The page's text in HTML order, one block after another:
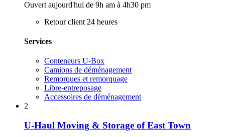
Ouvert aujourd'hui de 9h am à 4h30 pm
Retour client 24 heures
Services
Conteneurs U-Box
Camions de déménagement
Remorques et remorquage
Libre-entreposage
Accessoires de déménagement
2
U-Haul Moving & Storage of East Town